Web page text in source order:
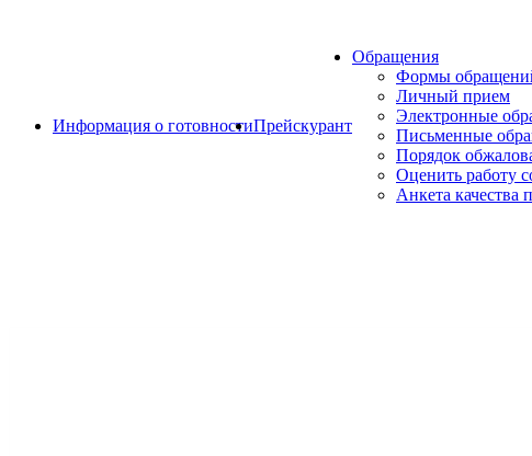
Информация о готовностиПрейскурант
Обращения
Формы
Личный прием
Электронные
Письменные
Порядок
Оценить работу
Анкета качества